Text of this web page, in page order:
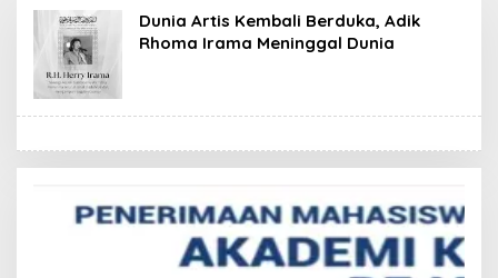
Dunia Artis Kembali Berduka, Adik
Rhoma Irama Meninggal Dunia